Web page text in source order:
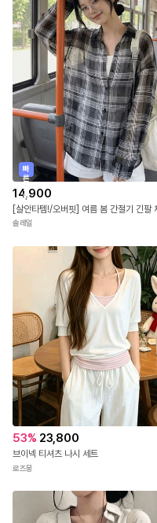
빠
른
출
발
14,900
솔레일
53% 23,800
브이넥 티셔츠 나시 세트
로즈몽